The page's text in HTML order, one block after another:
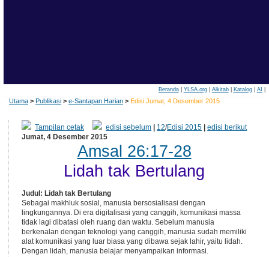
Beranda| YLSA.org| Alkitab| Katalog| AI
Utama > Publikasi > e-Santapan Harian > Edisi Jumat, 4 Desember 2015
Tampilan cetak edisi sebelum 12/Edisi 2015 |edisi berikut
Jumat, 4 Desember 2015
Amsal 26:17-28
Lidah tak Bertulang
Judul: Lidah tak Bertulang
Sebagai makhluk sosial, manusia bersosialisasi dengan
lingkungannya. Di era digitalisasi yang canggih, komunikasi massa
tidak lagi dibatasi oleh ruang dan waktu. Sebelum manusia
berkenalan dengan teknologi yang canggih, manusia sudah memiliki
alat komunikasi yang luar biasa yang dibawa sejak lahir, yaitu lidah.
Dengan lidah, manusia belajar menyampaikan informasi.